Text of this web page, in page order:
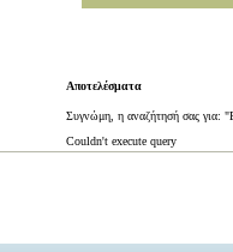
Αποτελέσματα
Συγνώμη, η αναζήτησή σας για:
Couldn't execute query